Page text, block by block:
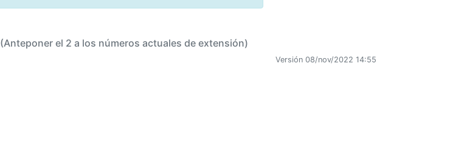
(Anteponer el 2 a los números actuales de extensión)
Versión 08/nov/2022 14:55